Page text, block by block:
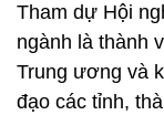
Tham dự Hội
ngành là thành
Trung ương và
đạo các tỉnh,